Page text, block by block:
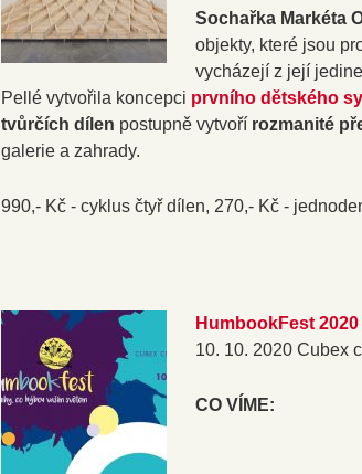
Sochařka Markéta
objekty, které jsou
vycházejí z její
Pellé vytvořila koncepci prvního dětského
tvůrčích dílen postupně vytvoří rozmanité
galerie a zahrady.
990,- Kč - cyklus čtyř dílen, 270,- Kč -
HumbookFest
10. 10. 2020 Cubex
CO VÍME: